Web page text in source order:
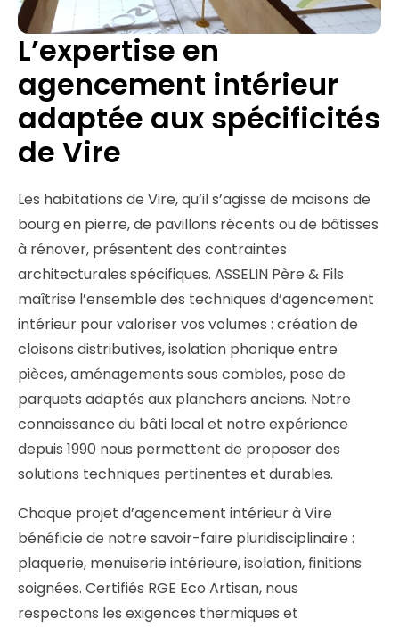
L’expertise en
agencement intérieur
adaptée aux spécificités
de Vire
Les habitations de Vire, qu’il s’agisse de maisons de
bourg en pierre, de pavillons récents ou de bâtisses
à rénover, présentent des contraintes
architecturales spécifiques. ASSELIN Père & Fils
maîtrise l’ensemble des techniques d’agencement
intérieur pour valoriser vos volumes : création de
cloisons distributives, isolation phonique entre
pièces, aménagements sous combles, pose de
parquets adaptés aux planchers anciens. Notre
connaissance du bâti local et notre expérience
depuis 1990 nous permettent de proposer des
solutions techniques pertinentes et durables.
Chaque projet d’agencement intérieur à Vire
bénéficie de notre savoir-faire pluridisciplinaire :
plaquerie, menuiserie intérieure, isolation, finitions
soignées. Certifiés RGE Eco Artisan, nous
respectons les exigences thermiques et